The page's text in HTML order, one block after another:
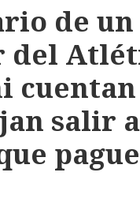
de un
del
salir a